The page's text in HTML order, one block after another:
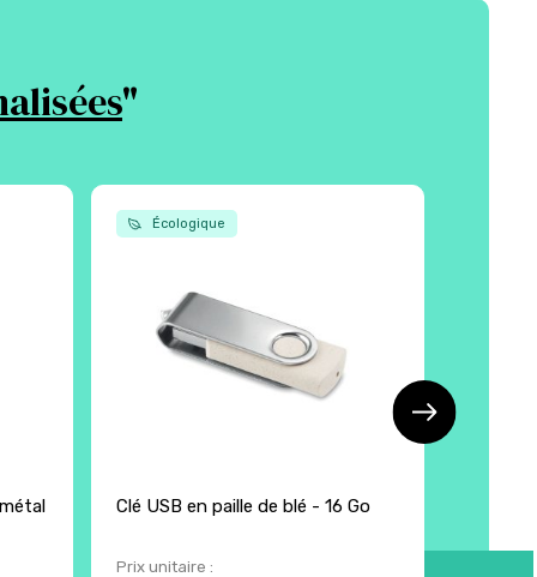
"
Écologique
Clé USB en paille de blé - 16 Go
Prix unitaire :